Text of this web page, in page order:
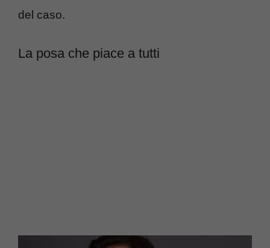
del caso.
La posa che piace a tutti